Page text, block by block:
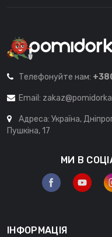
Телефонуйте нам:
Email:
Адреса: Україна,
Пушкіна, 17
МИ В
ІНФОРМАЦІЯ